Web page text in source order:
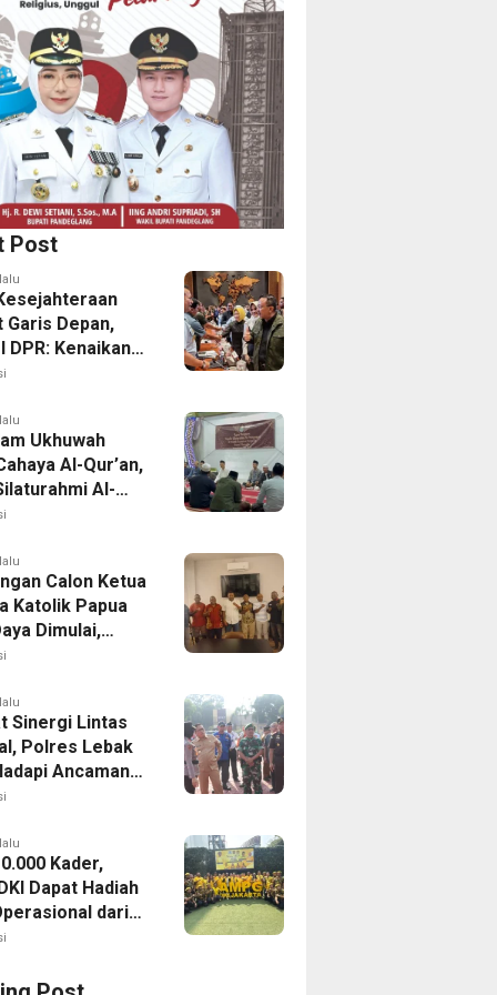
Post
Garis Depan,
DPR: Kenaikan
Ukhuwah
Al-Qur’an,
Al-
Bersiap
Calon Ketua
Katolik Papua
Dimulai,
II Siap Digelar
Sinergi Lintas
Polres Lebak
Ancaman
Hutan
Kader,
Dapat Hadiah
dari